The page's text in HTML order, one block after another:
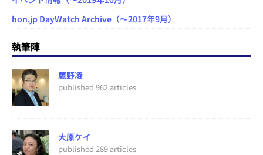
hon.jp DayWatch Archive（～2017年9月）
執筆陣
鷹野凌
published 962 articles
大原ケイ
published 289 articles